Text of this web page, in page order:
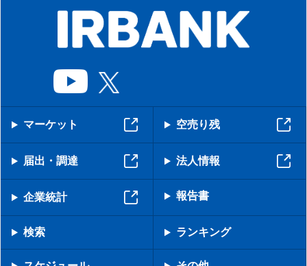
マーケット 空売り残
届出・調達 法人情報
企業統計 報告書
検索 ランキング